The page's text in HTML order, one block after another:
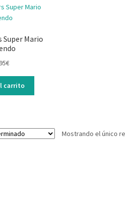
Super Mario
€
carrito
Mostrando el único